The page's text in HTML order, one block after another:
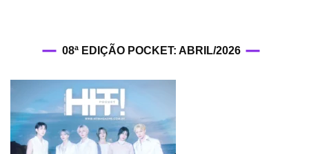
08ª EDIÇÃO POCKET: ABRIL/2026